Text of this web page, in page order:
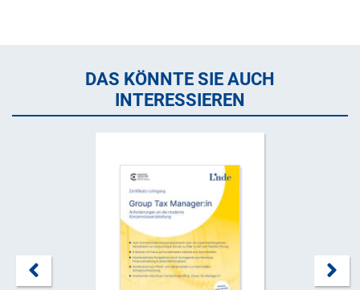
DAS KÖNNTE SIE AUCH
INTERESSIEREN